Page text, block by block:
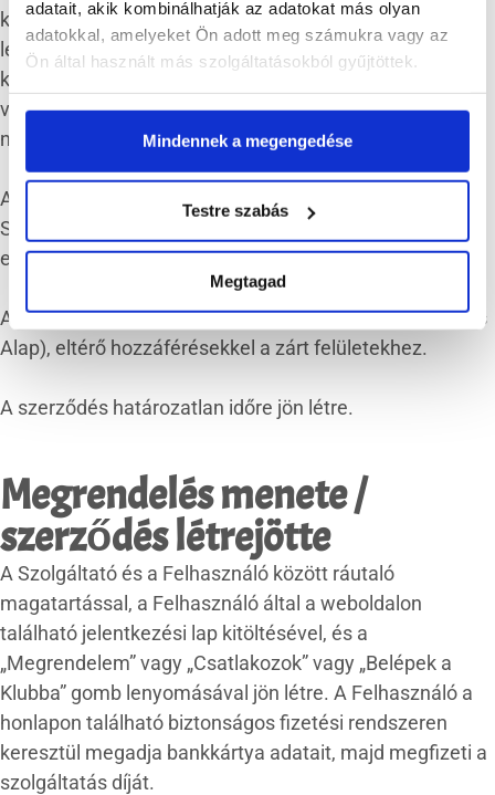
adatait, akik kombinálhatják az adatokat más olyan
adatokkal, amelyeket Ön adott meg számukra vagy az
Ön által használt más szolgáltatásokból gyűjtöttek.
Mindennek a megengedése
Testre szabás
Megtagad
klubtagsági díj összegére nincsenek ráhatással. E
lehetséges módosítások lehetőségét klubtagjaink a
klubba való jelentkezéskor kifejezetten tudomásul
veszik és elfogadják, a módosítások miatt követelést
nem támasztanak.
A szerződés alapján a Felhasználó jogosulttá válik a
Szolgáltatás igénybevételére, ide értve a weboldal
egyes zárt hozzáféréssel rendelkező elemeit.
A Szolgáltatás két tagsági szinten működik (Videótár és
Alap), eltérő hozzáférésekkel a zárt felületekhez.
A szerződés határozatlan időre jön létre.
Megrendelés menete /
szerződés létrejötte
A Szolgáltató és a Felhasználó között ráutaló
magatartással, a Felhasználó által a weboldalon
található jelentkezési lap kitöltésével, és a
„Megrendelem” vagy „Csatlakozok” vagy „Belépek a
Klubba” gomb lenyomásával jön létre. A Felhasználó a
honlapon található biztonságos fizetési rendszeren
keresztül megadja bankkártya adatait, majd megfizeti a
szolgáltatás díját.